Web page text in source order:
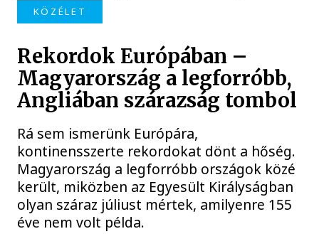
KÖZÉLET
Rekordok Európában –
Magyarország a legforróbb,
Angliában szárazság tombol
Rá sem ismerünk Európára,
kontinensszerte rekordokat dönt a hőség.
Magyarország a legforróbb országok közé
került, miközben az Egyesült Királyságban
olyan száraz júliust mértek, amilyenre 155
éve nem volt példa.